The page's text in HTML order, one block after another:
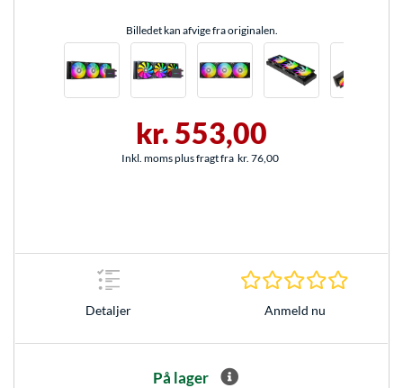
Billedet kan afvige fra originalen.
kr. 553,00
Inkl. moms plus fragt fra kr. 76,00
Detaljer Anmeld nu
På lager